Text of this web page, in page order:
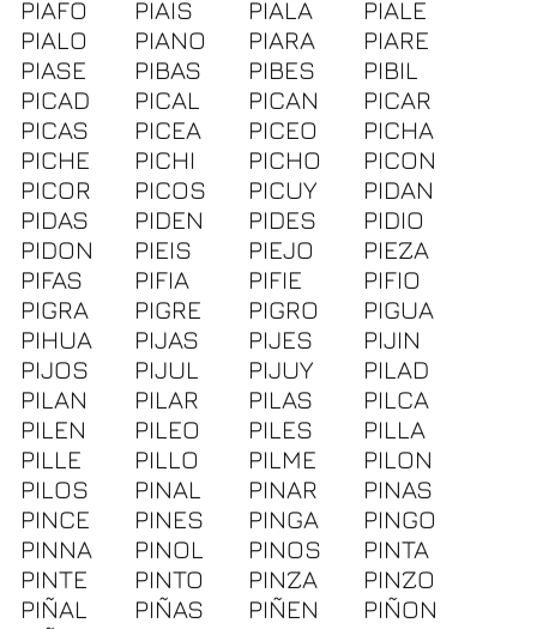
PIAFO
PIAIS PIALA
PIALE
PIALO
PIANO PIARA
PIARE
PIASE
PIBAS PIBES
PIBIL
PICAD
PICAL PICAN
PICAR
PICAS
PICEA PICEO
PICHA
PICHE
PICHI PICHO
PICON
PICOR
PICOS PICUY
PIDAN
PIDAS
PIDEN PIDES
PIDIO
PIDON
PIEIS PIEJO
PIEZA
PIFAS
PIFIA PIFIE
PIFIO
PIGRA
PIGRE PIGRO
PIGUA
PIHUA
PIJAS PIJES
PIJIN
PIJOS
PIJUL PIJUY
PILAD
PILAN
PILAR PILAS
PILCA
PILEN
PILEO PILES
PILLA
PILLE
PILLO PILME
PILON
PILOS
PINAL PINAR
PINAS
PINCE
PINES PINGA
PINGO
PINNA
PINOL PINOS
PINTA
PINTE
PINTO PINZA
PINZO
PIÑAL
PIÑAS PIÑEN
PIÑON